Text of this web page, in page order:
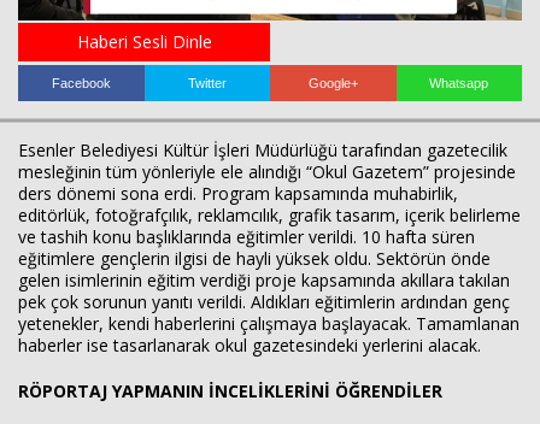
Haberi Sesli Dinle
Facebook Twitter Google+ Whatsapp
Esenler Belediyesi Kültür İşleri Müdürlüğü tarafından gazetecilik
mesleğinin tüm yönleriyle ele alındığı “Okul Gazetem” projesinde
ders dönemi sona erdi. Program kapsamında muhabirlik,
editörlük, fotoğrafçılık, reklamcılık, grafik tasarım, içerik belirleme
ve tashih konu başlıklarında eğitimler verildi. 10 hafta süren
eğitimlere gençlerin ilgisi de hayli yüksek oldu. Sektörün önde
gelen isimlerinin eğitim verdiği proje kapsamında akıllara takılan
pek çok sorunun yanıtı verildi. Aldıkları eğitimlerin ardından genç
yetenekler, kendi haberlerini çalışmaya başlayacak. Tamamlanan
haberler ise tasarlanarak okul gazetesindeki yerlerini alacak.
RÖPORTAJ YAPMANIN İNCELİKLERİNİ ÖĞRENDİLER
Haberin Doğru Adresi.